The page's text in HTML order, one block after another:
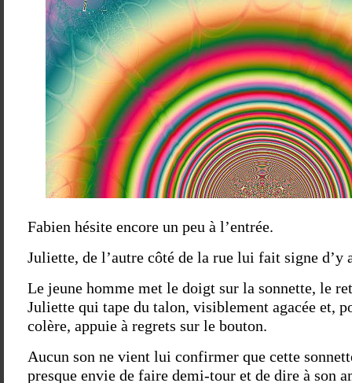
Fabien hésite encore un peu à l’entrée.
Juliette, de l’autre côté de la rue lui fait signe d’y
Le jeune homme met le doigt sur la sonnette, le
Juliette qui tape du talon, visiblement agacée et,
colère, appuie à regrets sur le bouton.
Aucun son ne vient lui confirmer que cette
presque envie de faire demi-tour et de dire à son